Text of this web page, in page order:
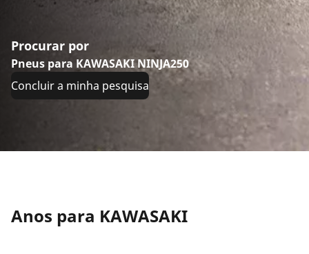
Procurar por
Pneus para KAWASAKI NINJA250
Concluir a minha pesquisa
Anos para KAWASAKI